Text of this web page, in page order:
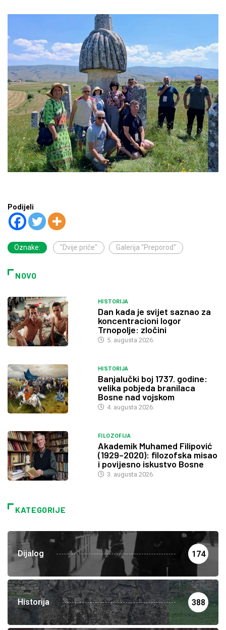
Podijeli
Oznake: "Dvije priče" Galerija "Preporod"
NOVO
HISTORIJA
Dan kada je svijet saznao za
koncentracioni logor
Trnopolje: zločini
5. augusta 2026.
HISTORIJA
Banjalučki boj 1737. godine:
velika pobjeda branilaca
Bosne nad vojskom
4. augusta 2026.
FILOZOFIJA
Akademik Muhamed Filipović
(1929–2020): filozofska misao
i povijesno iskustvo Bosne
3. augusta 2026.
KATEGORIJE
Dijalog 174
Historija 388